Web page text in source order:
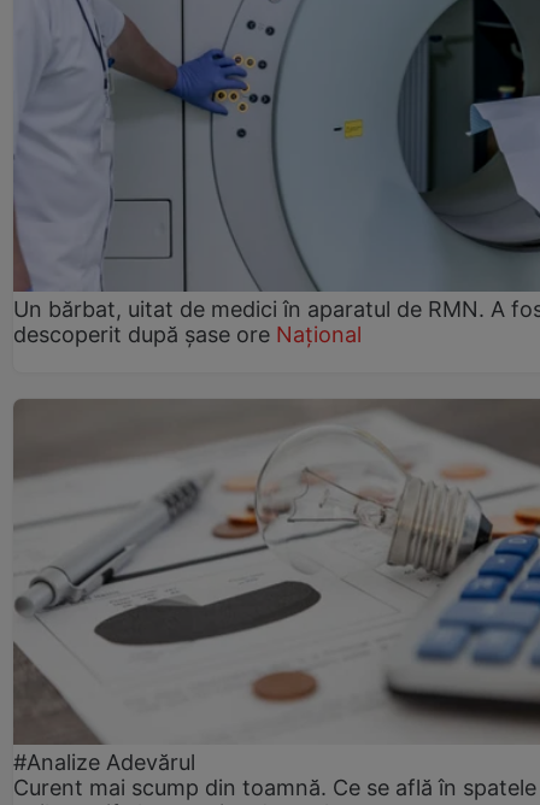
Un bărbat, uitat de medici în aparatul de RMN. A
descoperit după șase ore Național
#Analize Adevărul
Curent mai scump din toamnă. Ce se află în spatele